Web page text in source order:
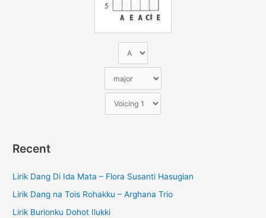
Recent
Lirik Dang Di Ida Mata – Flora Susanti Hasugian
Lirik Dang na Tois Rohakku – Arghana Trio
Lirik Burionku Dohot Ilukki